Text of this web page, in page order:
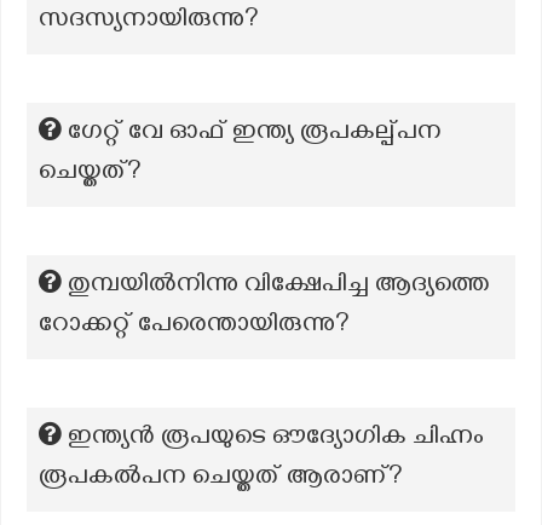
സദസ്യനായിരുന്നു?
ഗേറ്റ് വേ ഓഫ് ഇന്ത്യ രൂപകല്പ്പന
ചെയ്തത്?
തുമ്പയിൽനിന്നു വിക്ഷേപിച്ച ആദ്യത്തെ
റോക്കറ്റ് പേരെന്തായിരുന്നു?
ഇന്ത്യൻ രൂപയുടെ ഔദ്യോഗിക ചിഹ്നം
രൂപകൽപന ചെയ്തത് ആരാണ്?